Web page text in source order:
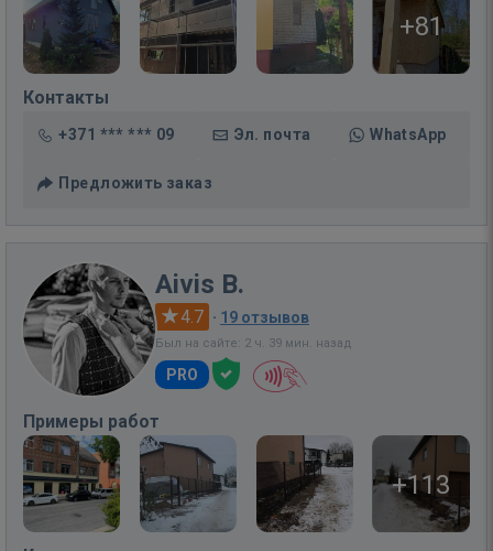
+81
Контакты
+371 *** *** 09 Эл. почта WhatsApp
Предложить заказ
Aivis B.
4.7 · 19 отзывов
Был на сайте: 2 ч. 39 мин. назад
PRO
Примеры работ
+113